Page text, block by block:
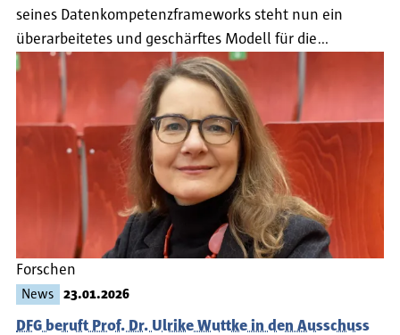
seines Datenkompetenzframeworks steht nun ein
überarbeitetes und geschärftes Modell für die…
Forschen
News 23.01.2026
DFG beruft Prof. Dr. Ulrike Wuttke in den Ausschuss